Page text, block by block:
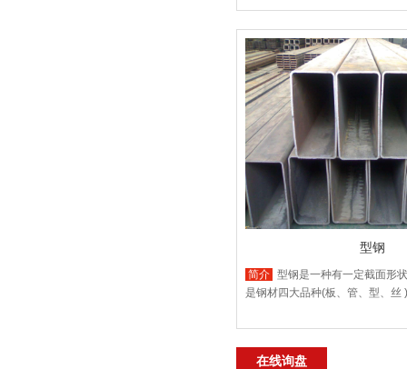
DH32、EH32、AH36、DH36、
的ABS标准，BV 标准， LR 标准
型钢
简介 型钢是一种有一定截面形
是钢材四大品种(板、管、型、丝
在线询盘